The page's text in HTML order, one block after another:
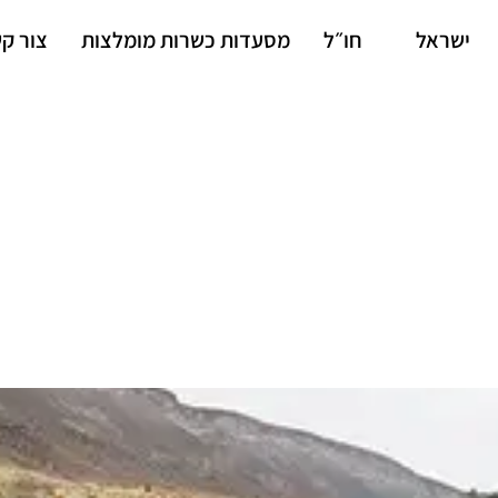
ישראל חו״ל מסעדות כשרות מומלצות צור